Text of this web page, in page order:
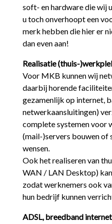
soft- en hardware die wij
u toch onverhoopt een
merk hebben die hier er
dan even aan!
Realisatie (thuis-
Voor MKB kunnen wij
daarbij horende
gezamenlijk op internet,
netwerkaansluitingen)
complete systemen voor
(mail-)servers bouwen of
wensen.
Ook het realiseren van
WAN / LAN Desktop)
zodat werknemers ook
hun bedrijf kunnen
ADSL, breedband internet